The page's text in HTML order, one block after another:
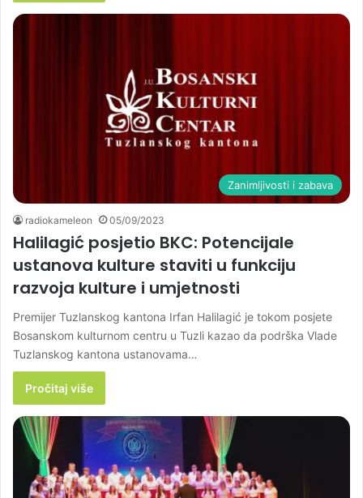
Zanimljivosti i zabava
radiokameleon 05/09/2023
Halilagić posjetio BKC: Potencijale
ustanova kulture staviti u funkciju
razvoja kulture i umjetnosti
Premijer Tuzlanskog kantona Irfan Halilagić je tokom posjete
Bosanskom kulturnom centru u Tuzli kazao da podrška Vlade
Tuzlanskog kantona ustanovama…
Pročitaj više